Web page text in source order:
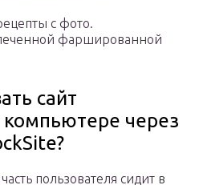
с фото.
фаршированной
сайт
компьютере через
пользователя сидит в